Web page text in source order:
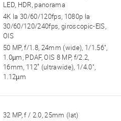
LED, HDR, panorama
4K la 30/60/120fps, 1080p la
30/60/120/240fps, giroscopic-EIS,
OIS
50 MP, f/1.8, 24mm (wide), 1/1.56",
1.0µm, PDAF, OIS 8 MP, f/2.2,
16mm, 112˚ (ultrawide), 1/4.0",
1.12µm
32 MP, f / 2.0, 25mm (lat)